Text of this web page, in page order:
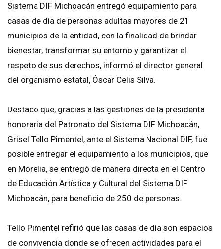
Sistema DIF Michoacán entregó equipamiento para
casas de día de personas adultas mayores de 21
municipios de la entidad, con la finalidad de brindar
bienestar, transformar su entorno y garantizar el
respeto de sus derechos, informó el director general
del organismo estatal, Óscar Celis Silva.
Destacó que, gracias a las gestiones de la presidenta
honoraria del Patronato del Sistema DIF Michoacán,
Grisel Tello Pimentel, ante el Sistema Nacional DIF, fue
posible entregar el equipamiento a los municipios, que
en Morelia, se entregó de manera directa en el Centro
de Educación Artística y Cultural del Sistema DIF
Michoacán, para beneficio de 250 de personas.
Tello Pimentel refirió que las casas de día son espacios
de convivencia donde se ofrecen actividades para el